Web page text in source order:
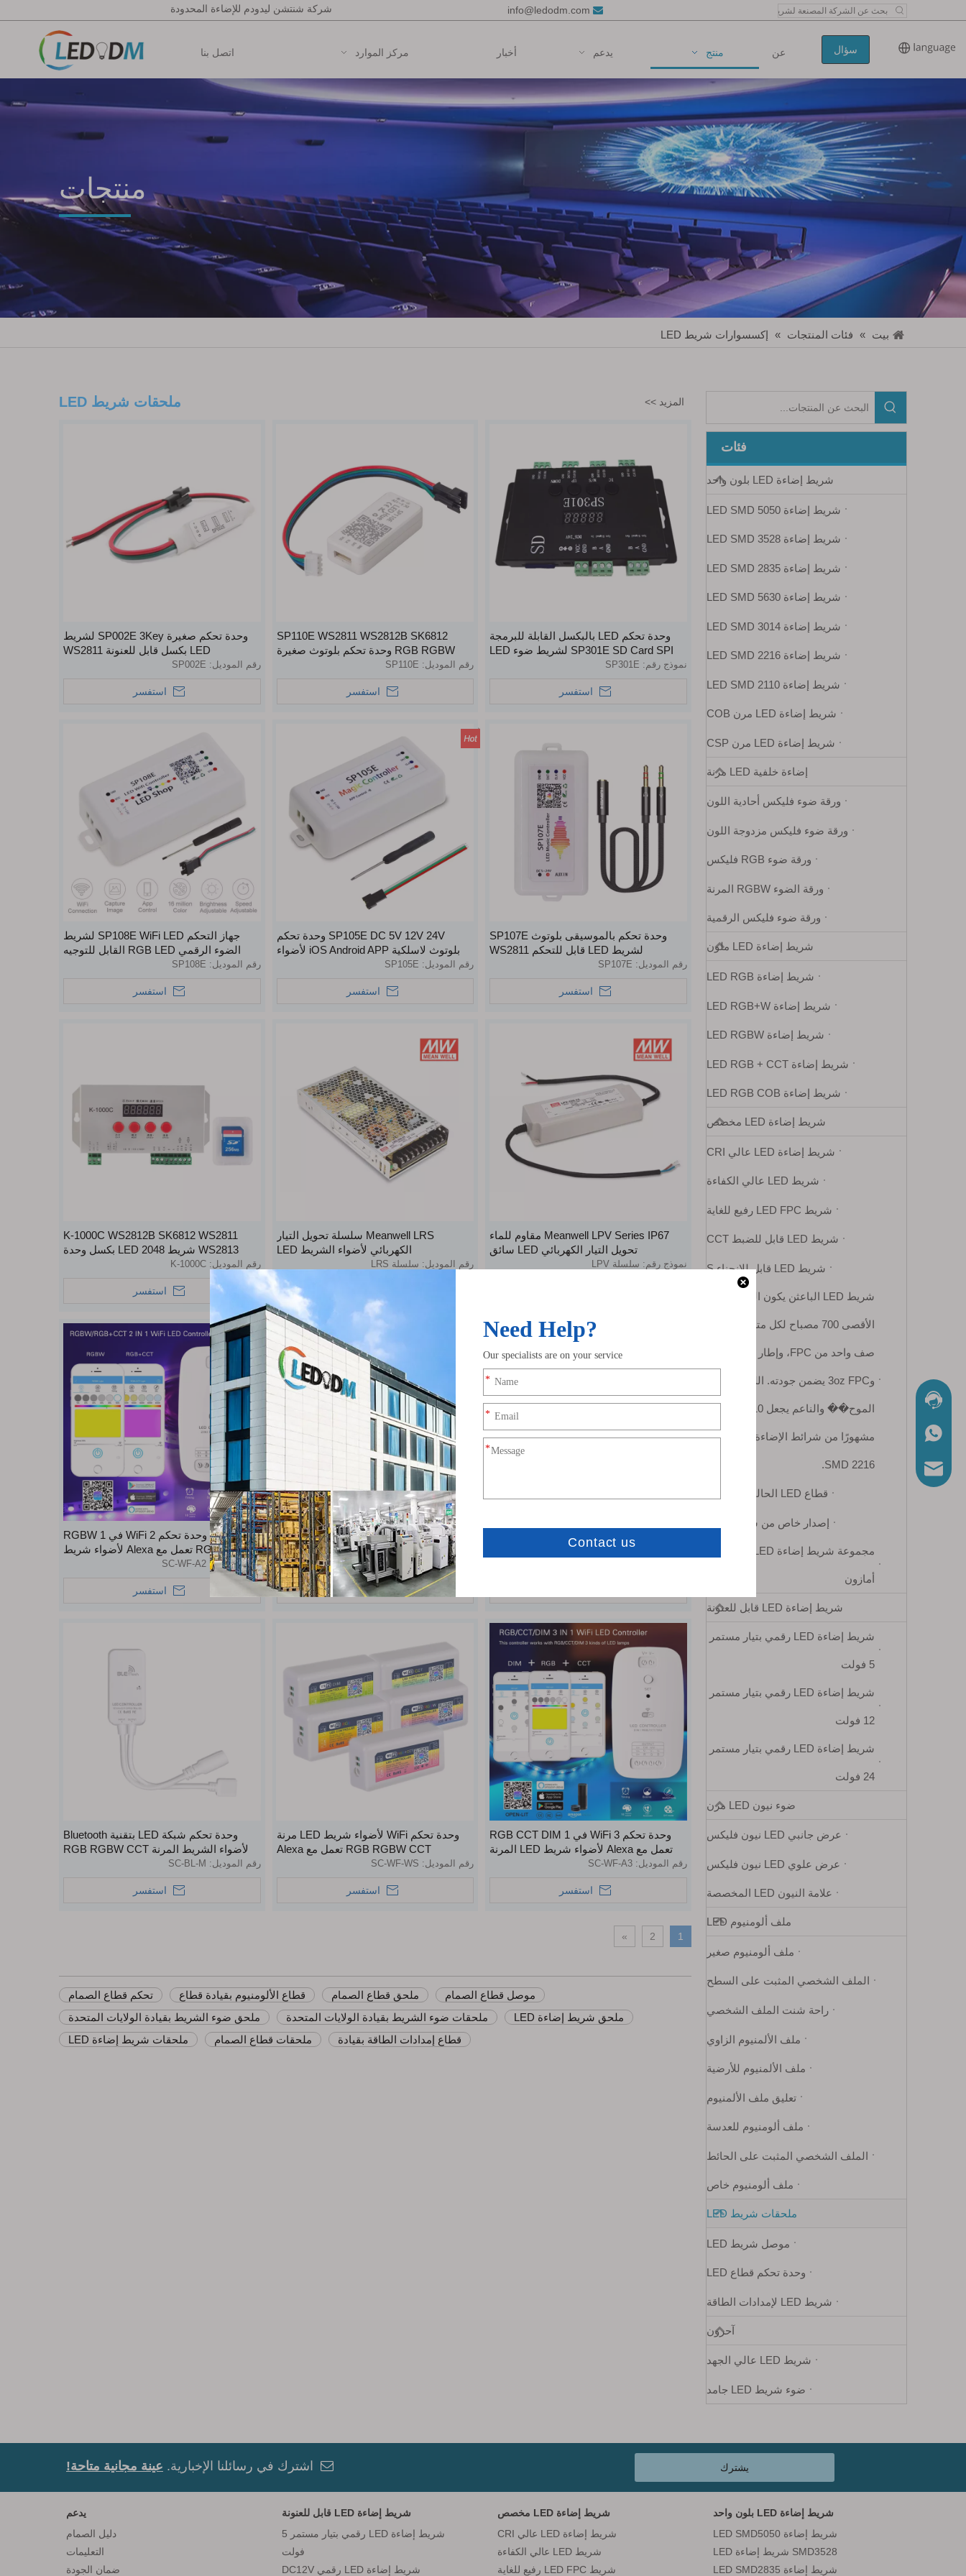
شركة شنتشن ليدودم للإضاءة المحدودة 
info@ledodm.com
عن منتج يدعم أخبار مركز الموارد اتصل بنا سؤال
منتجات
بيت » فئات المنتجات » إكسسوارات شريط LED
ملحقات شريط LED المزيد >>
وحدة تحكم LED بالبكسل القابلة للبرمجة
SP301E SD Card SPI لشريط ضوء LED
نموذج رقم: SP301E
استفسر
SP110E WS2811 WS2812B SK6812
RGB RGBW وحدة تحكم بلوتوث صغيرة
لشريط LED قابل للعنونة
رقم الموديل: SP110E
استفسر
وحدة تحكم صغيرة SP002E 3Key لشريط
LED بكسل قابل للعنونة WS2811
رقم الموديل: SP002E
استفسر
وحدة تحكم بالموسيقى بلوتوث SP107E
لشريط LED قابل للتحكم WS2811
WS2812B WS1813 SK6812 UCS1903
رقم الموديل: SP107E
استفسر
SP105E DC 5V 12V 24V وحدة تحكم
بلوتوث لاسلكية iOS Android APP لأضواء
شريط LED الرقمية القابلة للبرمجةرقم الموديل: SP105E
استفسر
جهاز التحكم SP108E WiFi LED لشريط
الضوء الرقمي RGB LED القابل للتوجيه
رقم الموديل: SP108E
استفسر
Meanwell LPV Series IP67 مقاوم للماء
تحويل التيار الكهربائي LED سائق
نموذج رقم: سلسلة LPV
Meanwell LRS سلسلة تحويل التيار
الكهربائي لأضواء الشريط LED
رقم الموديل: سلسلة LRS
K-1000C WS2812B SK6812 WS2811
WS2813 شريط LED 2048 بكسل وحدة
تحكم DC5-24V وحدة تحكم قابلة للبرمجة
رقم الموديل:K-1000C
استفسر
عكس الضوء RGB RGBW CCT LED قطاع
أضواء وحدة التحكم باللمس RF
نموذج رقم: SC-RF-D
استفسر
وحدة تحكم WiFi 2 في 1 RGBW
RGB+CCT تعمل مع Alexa لأضواء شريط
رقم الموديل:SC-WF-A2
استفسر
وحدة تحكم WiFi 3 في 1 RGB CCT DIM
تعمل مع Alexa لأضواء شريط LED المرنة
رقم الموديل: SC-WF-A3
استفسر
وحدة تحكم WiFi لأضواء شريط LED مرنة
RGB RGBW CCT تعمل مع Alexa
رقم الموديل: SC-WF-WS
استفسر
وحدة تحكم شبكة LED بتقنية Bluetooth
لأضواء الشريط المرنة RGB RGBW CCT
رقم الموديل: SC-BL-M
استفسر
1
2
»
تحكم قطاع الصمام قطاع الألومنيوم بقيادة قطاع ملحق قطاع الصمام
موصل قطاع الصمام
ملحق ضوء الشريط بقيادة الولايات المتحدة
ملحقات ضوء الشريط بقيادة الولايات المتحدة
ملحق شريط إضاءة LED
ملحقات شريط إضاءة LED
ملحقات قطاع الصمام قطاع إمدادات الطاقة بقيادة
فئات
شريط إضاءة LED بلون واحد
شريط إضاءة LED SMD 5050
شريط إضاءة LED SMD 3528
شريط إضاءة LED SMD 2835
شريط إضاءة LED SMD 5630
شريط إضاءة LED SMD 3014
شريط إضاءة LED SMD 2216
شريط إضاءة LED SMD 2110
شريط إضاءة LED مرن COB
شريط إضاءة LED مرن CSP
إضاءة خلفية LED مرنة
ورقة ضوء فليكس أحادية اللون
ورقة ضوء فليكس مزدوجة اللون
ورقة ضوء RGB فليكس
ورقة الضوء RGBW المرنة
ورقة ضوء فليكس الرقمية
شريط إضاءة LED ملون
شريط إضاءة LED RGB
شريط إضاءة LED RGB+W
شريط إضاءة LED RGBW
شريط إضاءة LED RGB + CCT
شريط إضاءة LED RGB COB
شريط إضاءة LED مخصص
شريط إضاءة LED عالي CRI
شريط LED عالي الكفاءة
شريط LED FPC رفيع للغاية
شريط LED قابل للضبط CCT
شريط LED قابل للانحناء S
شريط LED الباعثن يكون الحد
الأقصى 700 مصباح لكل متر على
و3oz FPC يضمن جودته. اللون
الموح�� والناعم يجعل 2110
SMD 2216.
قطاع LED الحالي المستمر
إصدار خاص من شريط LED
أمازون
شريط إضاءة LED قابل للعنونة
شريط إضاءة LED رقمي بتيار مستمر
5 فولت
شريط إضاءة LED رقمي بتيار مستمر
12 فولت
شريط إضاءة LED رقمي بتيار مستمر
24 فولت
ضوء نيون LED مرن
عرض جانبي LED نيون فليكس
عرض علوي LED نيون فليكس
علامة النيون LED المخصصة
ملف ألومنيوم LED
ملف ألومنيوم صغير
الملف الشخصي المثبت على السطح
راحة شنت الملف الشخصي
ملف الألمنيوم الزاوي
ملف الألمنيوم للأرضية
تعليق ملف الألمنيوم
ملف ألومنيوم للعدسة
الملف الشخصي المثبت على الحائط
ملف ألومنيوم خاص
ملحقات شريط LED
موصل شريط LED
وحدة تحكم قطاع LED
شريط LED لإمدادات الطاقة
آحرون
شريط LED عالي الجهد
ضوء شريط LED جامد
 اشترك في رسائلنا الإخبارية. عينة مجانية متاحة! يشترك
شريط إضاءة LED بلون واحد
شريط إضاءة LED SMD5050
SMD3528 شريط إضاءة LED
شريط إضاءة LED SMD2835
شريط إضاءة LED مخصص
شريط إضاءة LED عالي CRI
شريط LED عالي الكفاءة
شريط LED FPC رفيع للغاية
شريط إضاءة LED قابل للعنونة
شريط إضاءة LED رقمي بتيار مستمر 5
فولت
شريط إضاءة LED رقمي DC12V
يدعم
دليل الصمام
التعليمات
ضمان الجودة
الدردشة الآن
بالبريد الإلكتروني